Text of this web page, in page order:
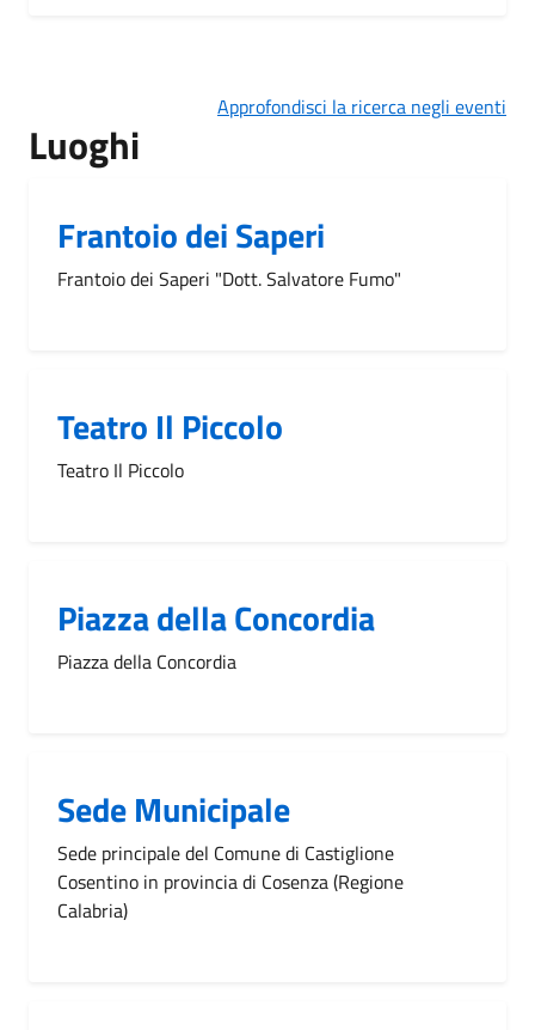
Approfondisci la ricerca negli eventi
Luoghi
Frantoio dei Saperi
Frantoio dei Saperi "Dott. Salvatore Fumo"
Teatro Il Piccolo
Teatro Il Piccolo
Piazza della Concordia
Piazza della Concordia
Sede Municipale
Sede principale del Comune di Castiglione
Cosentino in provincia di Cosenza (Regione
Calabria)